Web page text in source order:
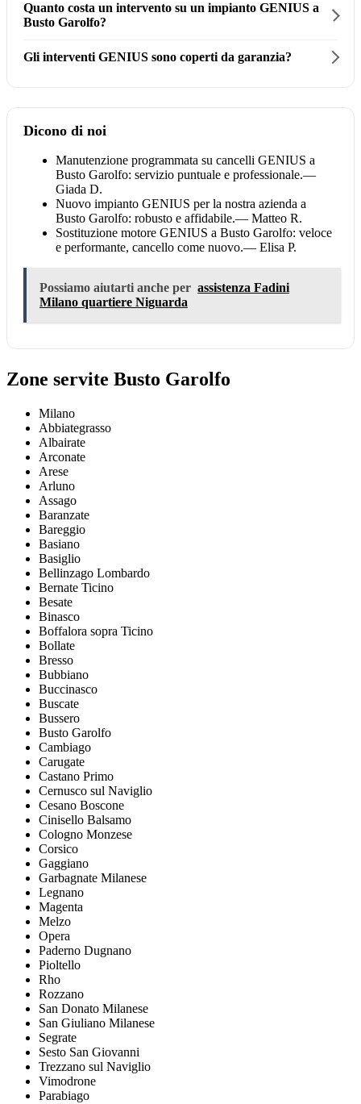
Quanto costa un intervento su un impianto GENIUS a
Busto Garolfo?
Gli interventi GENIUS sono coperti da garanzia?
Dicono di noi
Manutenzione programmata su cancelli GENIUS a
Busto Garolfo: servizio puntuale e professionale.—
Giada D.
Nuovo impianto GENIUS per la nostra azienda a
Busto Garolfo: robusto e affidabile.— Matteo R.
Sostituzione motore GENIUS a Busto Garolfo: veloce
e performante, cancello come nuovo.— Elisa P.
Possiamo aiutarti anche per assistenza Fadini
Milano quartiere Niguarda
Zone servite Busto Garolfo
Milano
Abbiategrasso
Albairate
Arconate
Arese
Arluno
Assago
Baranzate
Bareggio
Basiano
Basiglio
Bellinzago Lombardo
Bernate Ticino
Besate
Binasco
Boffalora sopra Ticino
Bollate
Bresso
Bubbiano
Buccinasco
Buscate
Bussero
Busto Garolfo
Cambiago
Carugate
Castano Primo
Cernusco sul Naviglio
Cesano Boscone
Cinisello Balsamo
Cologno Monzese
Corsico
Gaggiano
Garbagnate Milanese
Legnano
Magenta
Melzo
Opera
Paderno Dugnano
Pioltello
Rho
Rozzano
San Donato Milanese
San Giuliano Milanese
Segrate
Sesto San Giovanni
Trezzano sul Naviglio
Vimodrone
Parabiago